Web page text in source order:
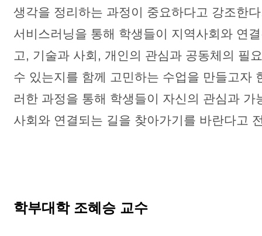
생각을 정리하는 과정이 중요하다고 강조한
서비스러닝을 통해 학생들이 지역사회와 연
고, 기술과 사회, 개인의 관심과 공동체의 필
수 있는지를 함께 고민하는 수업을 만들고자
러한 과정을 통해 학생들이 자신의 관심과 가
사회와 연결되는 길을 찾아가기를 바란다고
학부대학 조혜승 교수